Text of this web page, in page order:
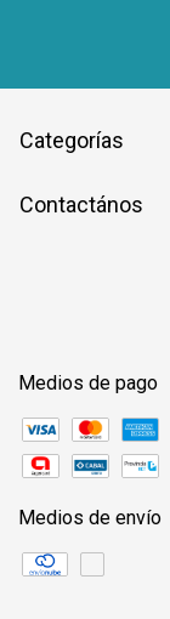
Categorías
Contactános
Medios de pago
Medios de envío